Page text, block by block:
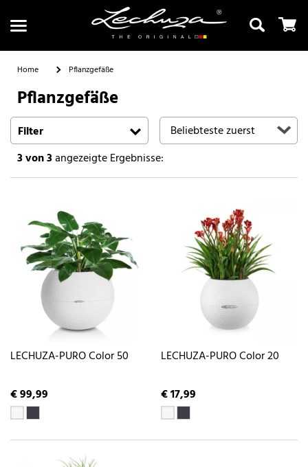
Suchen
Home Pflanzgefäße
Pflanzgefäße
Filter
3von 3angezeigte Ergebnisse:
LECHUZA-PURO Color 50
€ 99,99
LECHUZA-PURO Color 20
€ 17,99